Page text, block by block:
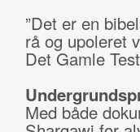
”Det er en
rå og upoleret
Det Gamle
Med både